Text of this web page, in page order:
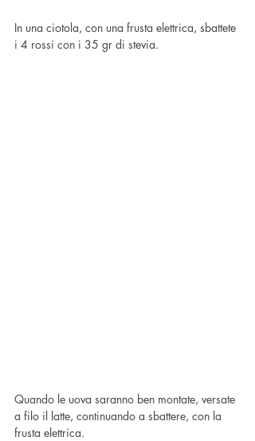
In una ciotola, con una frusta elettrica, sbattete
i 4 rossi con i 35 gr di stevia.
Quando le uova saranno ben montate, versate
a filo il latte, continuando a sbattere, con la
frusta elettrica.